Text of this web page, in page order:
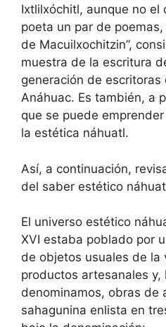
Ixtlilxóchitl, aunque no el
poeta un par de
de Macuilxochitzin”,
muestra de la escritura
generación de escritoras
Anáhuac. Es también, a
que se puede
la estética náhuatl.
Así, a continuación,
del saber estético
El universo estético
XVI estaba poblado por
de objetos usuales de la
productos artesanales
denominamos, obras de
sahagunina enlista en